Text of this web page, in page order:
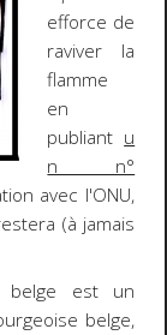
efforce de
raviver la
flamme
en
publiant u
n n°
avec l'ONU,
(à jamais
belge est un
belge,